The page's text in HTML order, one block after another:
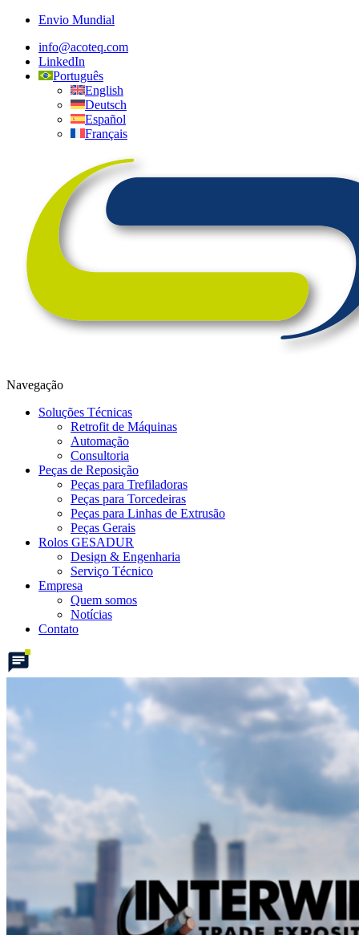
Envio Mundial
info@acoteq.com
LinkedIn
Português
English
Deutsch
Español
Français
Navegação
Soluções Técnicas
Retrofit de Máquinas
Automação
Consultoria
Peças de Reposição
Peças para Trefiladoras
Peças para Torcedeiras
Peças para Linhas de Extrusão
Peças Gerais
Rolos GESADUR
Design & Engenharia
Serviço Técnico
Empresa
Quem somos
Notícias
Contato